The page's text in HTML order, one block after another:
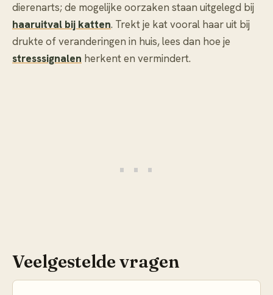
dierenarts; de mogelijke oorzaken staan uitgelegd bij
haaruitval bij katten. Trekt je kat vooral haar uit bij
drukte of veranderingen in huis, lees dan hoe je
stresssignalen herkent en vermindert.
Veelgestelde vragen